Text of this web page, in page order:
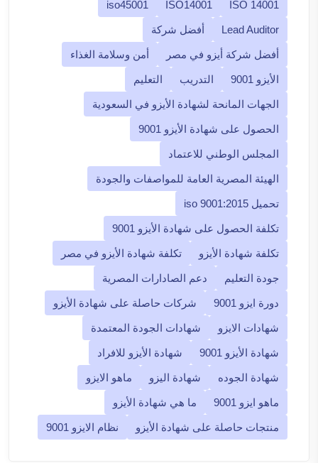
ISO 14001
ISO14001
iso45001
Lead Auditor أفضل شركة
أفضل شركة أيزو في مصر أمن وسلامة الغذاء
الأيزو 9001 التدريب التعليم
الجهات المانحة لشهادة الأيزو في السعودية
الحصول على شهادة الأيزو 9001
المجلس الوطني للاعتماد
الهيئة المصرية العامة للمواصفات والجودة
تحميل iso 9001:2015
تكلفة الحصول على شهادة الأيزو 9001
تكلفة شهادة الأيزو تكلفة شهادة الأيزو في مصر
جودة التعليم دعم الصادارات المصرية
دورة ايزو 9001 شركات حاصلة على شهادة الأيزو
شهادات الايزو شهادات الجودة المعتمدة
شهادة الأيزو 9001 شهادة الأيزو للافراد
شهادة الجوده شهادة اليزو ماهو الايزو
ماهو ايزو 9001 ما هي شهادة الأيزو
منتجات حاصلة على شهادة الأيزو نظام الايزو 9001